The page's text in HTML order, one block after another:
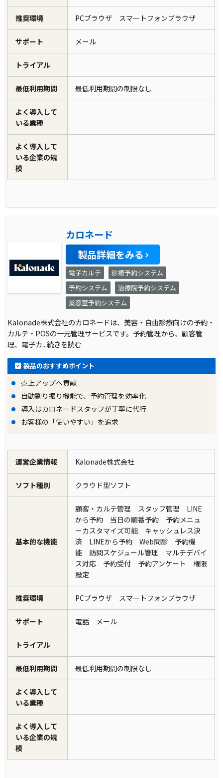
推奨環境 PCブラウザ スマートフォンブラウザ
サポート メール
トライアル
最低利用期間 最低利用期間の制限なし
よく導入して
いる業種
よく導入して
いる企業の規
模
カロネード
製品詳細をみる
電子カルテ
診療予約システム
予約システム
治療院予約システム
美容室予約システム
Kalonade株式会社のカロネードは、美容・自由診療向けの予約・
カルテ・POSの一元管理サービスです。予約管理から、顧客管
理、電子カ...続きを読む
製品のおすすめポイント
売上アップへ貢献
自動割り振り機能で、予約管理を効率化
導入はカロネードスタッフが丁寧に代行
お客様の「使いやすい」を追求
運営企業情報 Kalonade株式会社
ソフト種別 クラウド型ソフト
基本的な機能
顧客・カルテ管理 スタッフ管理 LINE
から予約 当日の順番予約 予約メニュ
ーカスタマイズ可能 キャッシュレス決
済 LINEから予約 Web問診 予約機
能 訪問スケジュール管理 マルチデバイ
ス対応 予約受付 予約アンケート 権限
設定
推奨環境 PCブラウザ スマートフォンブラウザ
サポート 電話 メール
トライアル
最低利用期間 最低利用期間の制限なし
よく導入して
いる業種
よく導入して
いる企業の規
模